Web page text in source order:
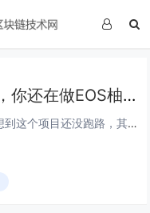
EOS金融跑路投资者已报案，你还在做EOS柚子生态投票等骗局吗？
我们曾经曝光过EOS柚子生态投票，没想到这个项目还没跑路，其中提到的EOS金融跑路了。 参考消息：EOS柚子生态投票的骗局，你以为自己在区块恋革命，其实是在参与CX罢了 虽然它的名字叫做EOS金融，但是本质上和EOS没有什么关系。现在围...